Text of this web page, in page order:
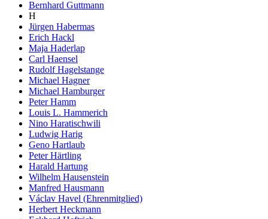
Bernhard Guttmann
H
Jürgen Habermas
Erich Hackl
Maja Haderlap
Carl Haensel
Rudolf Hagelstange
Michael Hagner
Michael Hamburger
Peter Hamm
Louis L. Hammerich
Nino Haratischwili
Ludwig Harig
Geno Hartlaub
Peter Härtling
Harald Hartung
Wilhelm Hausenstein
Manfred Hausmann
Václav Havel (Ehrenmitglied)
Herbert Heckmann